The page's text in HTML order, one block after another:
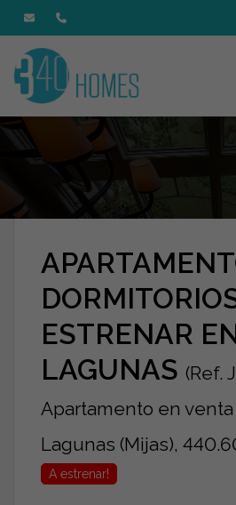
ESTRENAR
LAGUNAS (Ref.
Apartamento en
Lagunas (Mijas),
A estrenar!